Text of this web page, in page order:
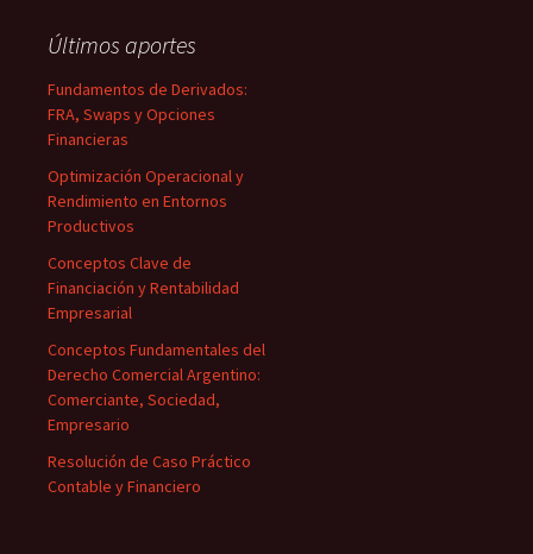
Últimos aportes
Fundamentos de Derivados:
FRA, Swaps y Opciones
Financieras
Optimización Operacional y
Rendimiento en Entornos
Productivos
Conceptos Clave de
Financiación y Rentabilidad
Empresarial
Conceptos Fundamentales del
Derecho Comercial Argentino:
Comerciante, Sociedad,
Empresario
Resolución de Caso Práctico
Contable y Financiero